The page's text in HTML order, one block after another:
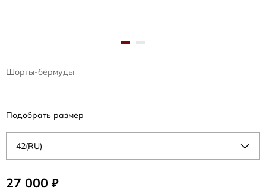
Шорты-бермуды
27 000 ₽
42(RU)
Подобрать размер